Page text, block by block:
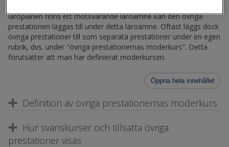
läroplanen finns ett motsvarande läroämne kan den övriga
prestationen läggas till under detta läroämne. Oftast läggs dock
övriga prestationer till som separata prestationer under en egen
rubrik, dvs. under "övriga prestationernas moderkurs". Detta
förutsätter att man har definierat moderkursen.
Öppna hela innehållet
Definition av övriga prestationernas moderkurs
Hur svanskurser och tillsatta övriga
prestationer visas